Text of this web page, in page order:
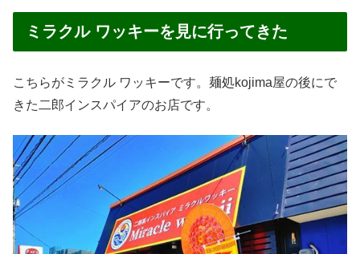
ミラクル ワッキーを見に行ってきた
こちらがミラクル ワッキーです。麺処kojima屋の後にで
きた二郎インスパイアのお店です。